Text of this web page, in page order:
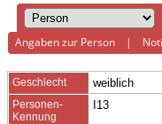
Angaben zur Person |
Geschlecht weiblich
Personen-
Kennung
I13